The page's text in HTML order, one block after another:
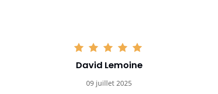
David Lemoine
09 juillet 2025